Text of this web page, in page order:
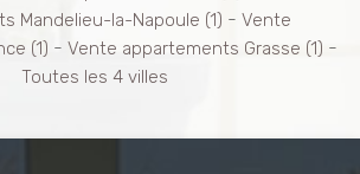
Mandelieu-la-Napoule (1) - Vente
(1) - Vente appartements Grasse (1) -
Toutes les 4 villes